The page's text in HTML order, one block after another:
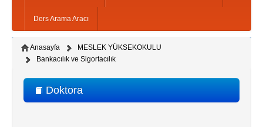
Ders Arama Aracı
Anasayfa
MESLEK YÜKSEKOKULU
Bankacılık ve Sigortacılık
Doktora